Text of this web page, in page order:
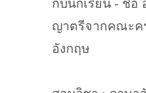
กับนักเรียน - ชื่อ
ญาตรีจากคณะค
อังกฤษ